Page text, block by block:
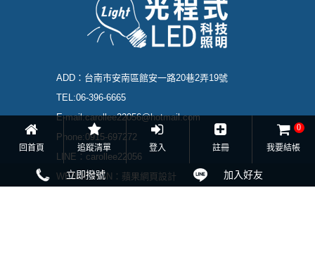
回首頁 追蹤清單 登入 註冊
0
我要結帳
ADD： 台南市安南區館安一路20巷2弄19號
TEL:06-396-6665
E-mail:carollee22056@hotmail.com
Phone: 0915-697272
LINE： carollee22056
WEBDESIGN： 蘋果網頁設計
立即撥號 加入好友